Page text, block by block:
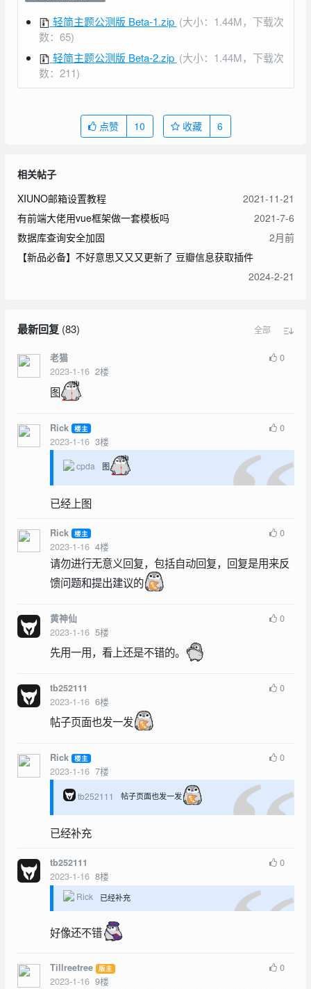
轻简主题公测版 Beta-1.zip (大小：1.44M，下载次
数：65)
轻简主题公测版 Beta-2.zip (大小：1.44M，下载次
数：211)
点赞 10 收藏 6
相关帖子
XIUNO邮箱设置教程
2021-11-21
有前端大佬用vue框架做一套模板吗
2021-7-6
数据库查询安全加固
2月前
【新品必备】不好意思又又又更新了 豆瓣信息获取插件
2024-2-21
最新回复(83) 全部
老猫
2023-1-16 2楼
0
图
Rick 楼主
2023-1-16 3楼
0
cpda 图
已经上图
Rick 楼主
2023-1-16 4楼
0
请勿进行无意义回复，包括自动回复，回复是用来反
馈问题和提出建议的
黄神仙
2023-1-16 5楼
0
先用一用，看上还是不错的。
tb252111
2023-1-16 6楼
0
帖子页面也发一发
Rick 楼主
2023-1-16 7楼
0
tb252111 帖子页面也发一发
已经补充
tb252111
2023-1-16 8楼
0
Rick 已经补充
好像还不错
Tillreetree 版主
2023-1-16 9楼
0